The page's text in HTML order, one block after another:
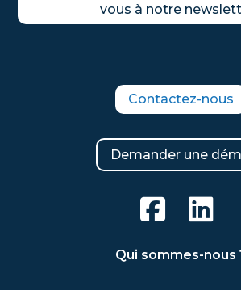
vous à notre
Contactez-nous
Demander une
Qui sommes-nous